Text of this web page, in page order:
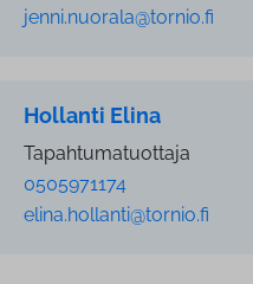
jenni.nuorala@tornio.fi
Hollanti Elina
Tapahtumatuottaja
0505971174
elina.hollanti@tornio.fi